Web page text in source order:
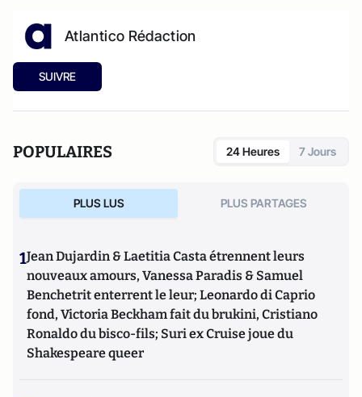
Atlantico Rédaction
SUIVRE
POPULAIRES 24 Heures 7 Jours
PLUS LUS PLUS PARTAGES
1Jean Dujardin & Laetitia Casta étrennent leurs
nouveaux amours, Vanessa Paradis & Samuel
Benchetrit enterrent le leur; Leonardo di Caprio
fond, Victoria Beckham fait du brukini, Cristiano
Ronaldo du bisco-fils; Suri ex Cruise joue du
Shakespeare queer